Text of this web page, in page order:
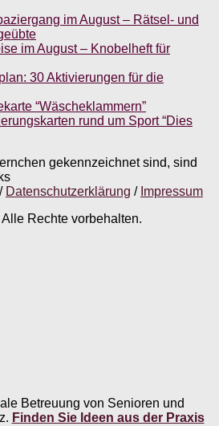
im August – Rätsel- und
im August – Knobelheft für
30 Aktivierungen für die
“Wäscheklammern”
rund um Sport “Dies
gekennzeichnet sind, sind
/ Datenschutzerklärung / Impressum
Rechte vorbehalten.
Betreuung von Senioren und
Finden Sie Ideen aus der Praxis